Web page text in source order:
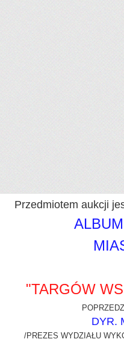
Przedmiotem aukcji
"TARGÓW
DYR.
/PREZES WYDZIAŁU